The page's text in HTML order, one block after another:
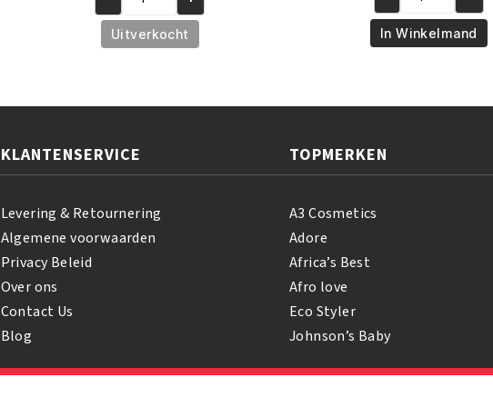
€6.95.€5.95.
African
Pride
Shea
Cleansing
Conditioner
aantal
Uitverkocht
€7.95.€5.95.
African
Pride
Olive
425
gr
In Winkelmand
KLANTENSERVICE
Levering & Retournering
Algemene voorwaarden
Privacy Beleid
Over ons
Contact Us
Blog
TOPMERKEN
A3 Cosmetics
Adore
Africa’s Best
Afro love
Eco Styler
Johnson’s Baby